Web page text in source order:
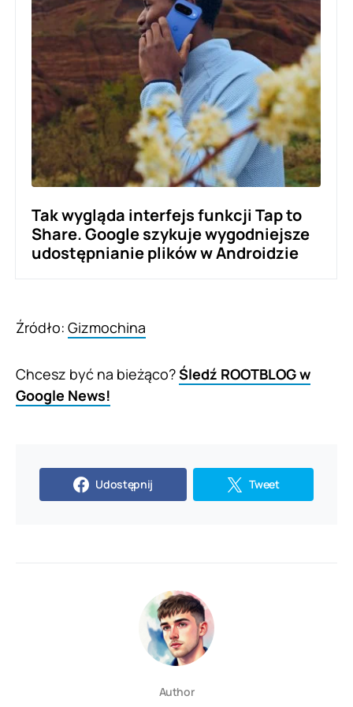
Tak wygląda interfejs funkcji Tap to
Share. Google szykuje wygodniejsze
udostępnianie plików w Androidzie
Źródło: Gizmochina
Chcesz być na bieżąco?Śledź ROOTBLOG w
Google News!
Udostępnij Tweet
Author